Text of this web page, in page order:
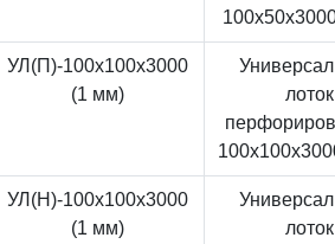
УЛ(П)-100x100x3000
(1 мм)
лоток
УЛ(Н)-100x100x3000
(1 мм)
лоток